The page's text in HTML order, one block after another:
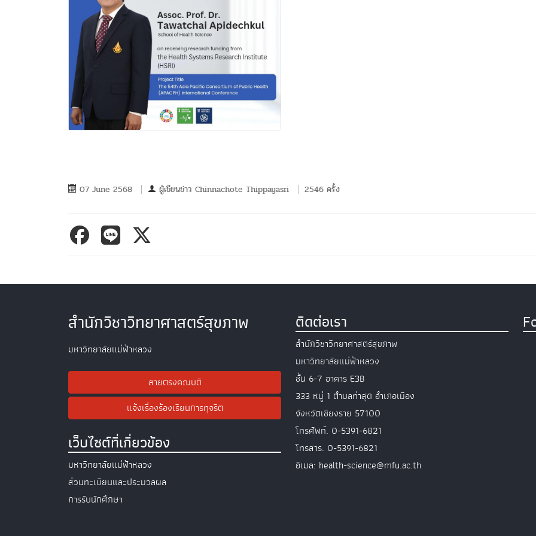
07 June 2568 ผู้เขียนข่าว Chinnachote Thippayasri 2546 ครั้ง
สำนักวิชาวิทยาศาสตร์สุขภาพ
มหาวิทยาลัยแม่ฟ้าหลวง
สายตรงคณบดี
แจ้งเรื่องร้องเรียนการทุจริต
เว็บไซต์ที่เกี่ยวข้อง
มหาวิทยาลัยแม่ฟ้าหลวง
ส่วนทะเบียนและประมวลผล
การรับนักศึกษา
ติดต่อเรา
สำนักวิชาวิทยาศาสตร์สุขภาพ
มหาวิทยาลัยแม่ฟ้าหลวง
ชั้น 6-7 อาคาร E3B
333 หมู่ 1 ตำบลท่าสุด อำเภอเมือง
จังหวัดเชียงราย 57100
โทรศัพท์. 0-5391-6821
โทรสาร. 0-5391-6821
อีเมล: health-science@mfu.ac.th